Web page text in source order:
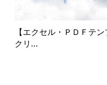
【エクセル・ＰＤＦテ
クリ...